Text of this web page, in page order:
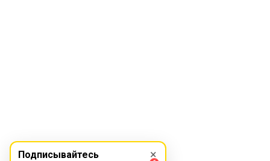
×
Подписывайтесь